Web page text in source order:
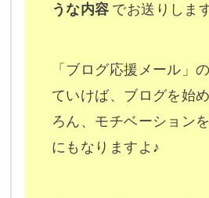
うな内容 でお送りしま
「ブログ応援メール」
ていけば、ブログを始
ろん、モチベーション
にもなりますよ♪